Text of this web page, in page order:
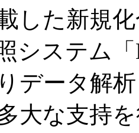
した新規
システム
データ解
大な支持